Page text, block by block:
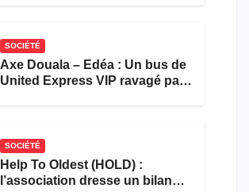
SOCIÉTÉ
Axe Douala – Edéa : Un bus de
United Express VIP ravagé par
SOCIÉTÉ
Help To Oldest (HOLD) :
l’association dresse un bilan